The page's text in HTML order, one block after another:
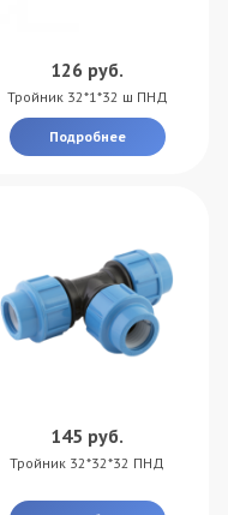
126 руб.
Тройник 32*1*32 ш ПНД
Подробнее
145 руб.
Тройник 32*32*32 ПНД